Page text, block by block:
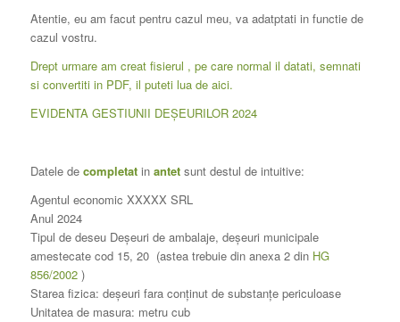
Atentie, eu am facut pentru cazul meu, va adatptati in functie de
cazul vostru.
Drept urmare am creat fisierul , pe care normal il datati, semnati
si convertiti in PDF, il puteti lua de aici.
EVIDENTA GESTIUNII DEȘEURILOR 2024
Datele de completat in antetsunt destul de intuitive:
Agentul economic XXXXX SRL
Anul 2024
Tipul de deseu Deșeuri de ambalaje, deșeuri municipale
amestecate cod 15, 20 (astea trebuie din anexa 2 din HG
856/2002)
Starea fizica: deșeuri fara conținut de substanțe periculoase
Unitatea de masura: metru cub